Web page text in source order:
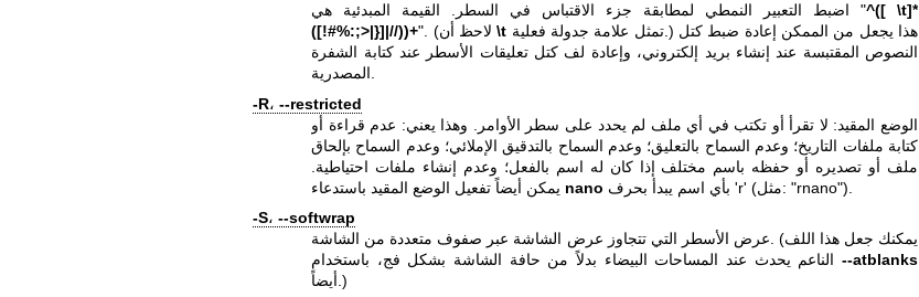
اضبط التعبير النمطي لمطابقة جزء الاقتباس في السطر. القيمة المبدئية هي "^([ \t]*
([!#%:;>|}]|//))+
". (لاحظ أن\t
النصوص المقتبسة عند إنشاء بريد إلكتروني، وإعادة لف كتل تعليقات الأسطر عند كتابة الشفرة
المصدرية.
-R، --restricted
الوضع المقيد: لا تقرأ أو تكتب في أي ملف لم يحدد على سطر الأوامر. وهذا يعني: عدم قراءة أو
كتابة ملفات التاريخ؛ وعدم السماح بالتعليق؛ وعدم السماح بالتدقيق الإملائي؛ وعدم السماح بإلحاق
ملف أو تصديره أو حفظه باسم مختلف إذا كان له اسم بالفعل؛ وعدم إنشاء ملفات احتياطية.
nano
بأي اسم يبدأ بحرف 'r' (مثل: "rnano").
-S، --softwrap
عرض الأسطر التي تتجاوز عرض الشاشة عبر صفوف متعددة من الشاشة. (يمكنك جعل هذا اللف
الناعم يحدث عند المساحات البيضاء بدلاً من حافة الشاشة بشكل فج، باستخدام--atblanks
أيضاً.)